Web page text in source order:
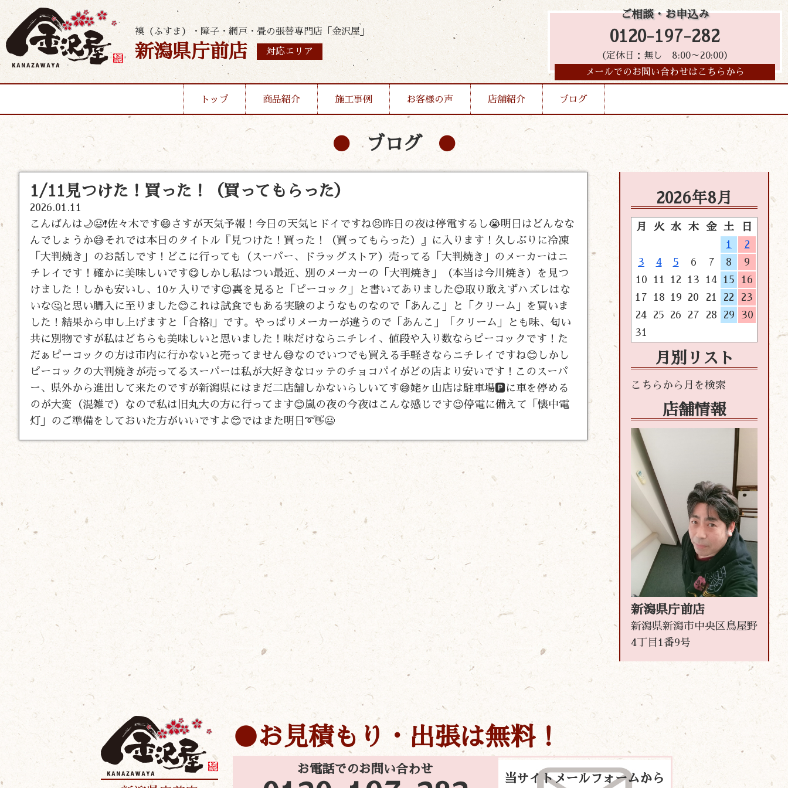
襖（ふすま）・障子・網戸・畳の張替専門店「金沢屋」
新潟県庁前店 対応エリア
ご相談・お申込み
0120-197-282
（定休日：無し 8:00～20:00）
メールでのお問い合わせはこちらから
トップ 商品紹介 施工事例 お客様の声 店舗紹介 ブログ
ブログ
1/11見つけた！買った！（買ってもらった）
2026.01.11
こんばんは🌙😃❗佐々木です😄さすが天気予報！今日の天気ヒドイですね😣昨日の夜は停電するし😭明日はどんなな
んでしょうか😅それでは本日のタイトル『見つけた！買った！（買ってもらった）』に入ります！久しぶりに冷凍
「大判焼き」のお話しです！どこに行っても（スーパー、ドラッグストア）売ってる「大判焼き」のメーカーはニ
チレイです！確かに美味しいです😋しかし私はつい最近、別のメーカーの「大判焼き」（本当は今川焼き）を見つ
けました！しかも安いし、10ヶ入りです😉裏を見ると「ピーコック」と書いてありました😊取り敢えずハズレはな
いな🤔と思い購入に至りました😊これは試食でもある実験のようなものなので「あんこ」と「クリーム」を買いま
した！結果から申し上げますと「合格❕」です。やっぱりメーカーが違うので「あんこ」「クリーム」とも味、匂い
共に別物ですが私はどちらも美味しいと思いました！味だけならニチレイ、値段や入り数ならピーコックです！た
だぁピーコックの方は市内に行かないと売ってません😅なのでいつでも買える手軽さならニチレイですね😊しかし
ピーコックの大判焼きが売ってるスーパーは私が大好きなロッテのチョコパイがどの店より安いです！このスーパ
ー、県外から進出して来たのですが新潟県にはまだ二店舗しかないらしいてす😅姥ヶ山店は駐車場🅿️に車を停める
のが大変（混雑で）なので私は旧丸大の方に行ってます😊嵐の夜の今夜はこんな感じです😉停電に備えて「懐中電
灯」のご準備をしておいた方がいいですよ😊ではまた明日➰👋😃
2026年8月
月 火 水 木 金 土
日
1
2
3
4 5 6 7 8
9
10
11 12 13 14 15
16
17
18 19 20 21 22
23
24
25 26 27 28 29
30
31
月別リスト
店舗情報
新潟県庁前店
新潟県新潟市中央区鳥屋野
4丁目1番9号
お見積もり・出張は無料！
お電話でのお問い合わせ
当サイトメールフォームから